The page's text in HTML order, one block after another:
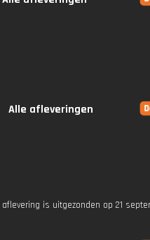
Alle afleveringen
is uitgezonden op 21